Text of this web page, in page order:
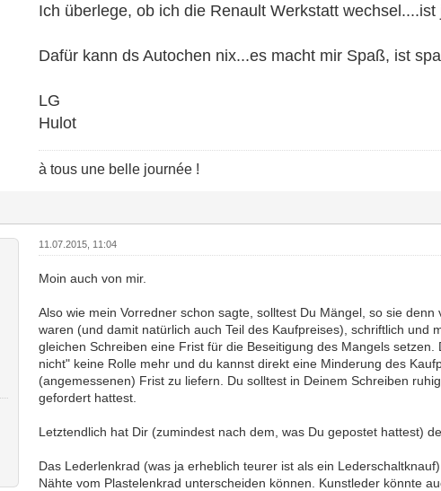
Ich überlege, ob ich die Renault Werkstatt
Dafür kann ds Autochen nix...es macht mir Spaß, ist
LG
Hulot
à tous une belle journée !
11.07.2015, 11:04
Moin auch von mir.
Also wie mein Vorredner schon sagte, solltest Du Mängel, so sie
waren (und damit natürlich auch Teil des Kaufpreises), schriftlich und
gleichen Schreiben eine Frist für die Beseitigung des Mangels
nicht" keine Rolle mehr und du kannst direkt eine Minderung des
(angemessenen) Frist zu liefern. Du solltest in Deinem Schreiben
gefordert hattest.
Letztendlich hat Dir (zumindest nach dem, was Du gepostet hattest)
Das Lederlenkrad (was ja erheblich teurer ist als ein
Nähte vom Plastelenkrad unterscheiden können. Kunstleder könnte